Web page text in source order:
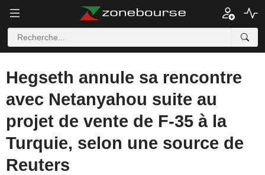
Hegseth annule sa rencontre
avec Netanyahou suite au
projet de vente de F-35 à la
Turquie, selon une source de
Reuters